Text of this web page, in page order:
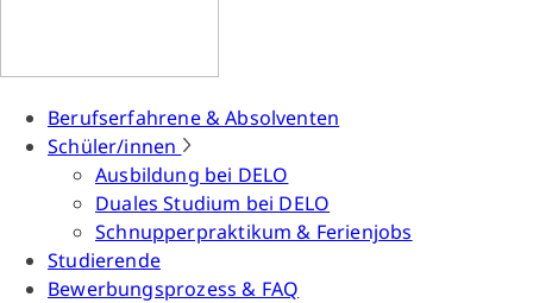
Berufserfahrene & Absolventen
Schüler/innen
Ausbildung bei DELO
Duales Studium bei DELO
Schnupperpraktikum & Ferienjobs
Studierende
Bewerbungsprozess & FAQ